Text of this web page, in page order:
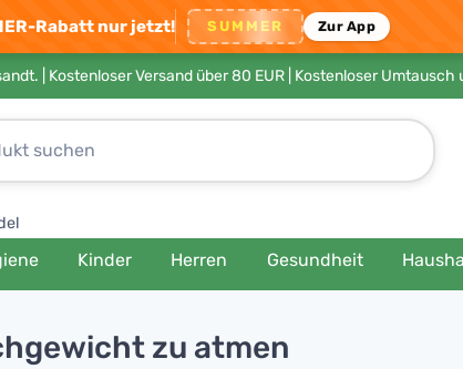
Rabatt nur jetzt! SUMMER Zur App
| Kostenloser Versand über 80 EUR | Kostenloser
Kinder Herren Gesundheit
zu atmen